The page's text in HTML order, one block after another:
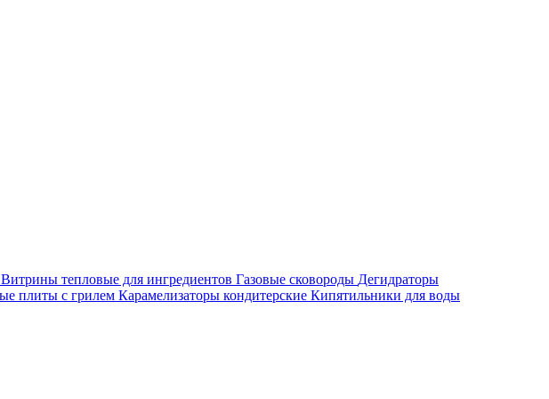
Витрины тепловые для ингредиентов Газовые сковороды Дегидраторы
плиты с грилем Карамелизаторы кондитерские Кипятильники для воды